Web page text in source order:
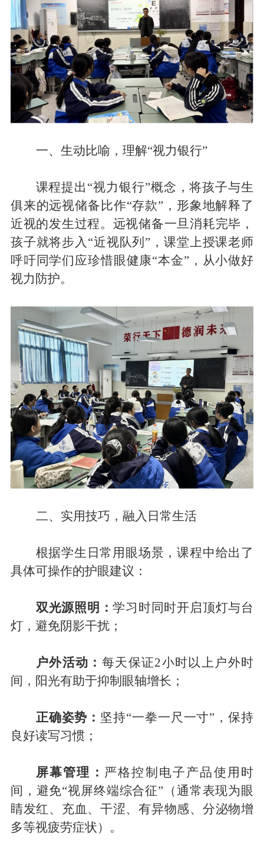
一、 生动比喻，理解“视力银行”
课程提出 “视力银行”概念，将孩子与生
俱来的远视储备比作“存款”，形象地解释了
近视的发生过程。远视储备一旦消耗完毕，
孩子就将步入“近视队列”， 课堂上授课老师
呼吁同学们应珍惜眼健康“本金”，从小做好
视力 防护。
二、实用技巧，融入日常生活
根据学生日常用眼场景，课程中给出了
具体可操作的护眼建议：
双光源照明：学习时同时开启顶灯与台
灯，避免阴影干扰；
户外活动： 每天保证2小时以上户外时
间，阳光有助于抑制眼轴增长；
正确姿势： 坚持“一拳一尺一寸”，保持
良好读写习惯；
屏幕管理： 严格控制电子产品使用时
间，避免“视屏终端综合征” （通常表现为眼
睛发红、充血、干涩、有异物感、分泌物增
多等视疲劳症状） 。